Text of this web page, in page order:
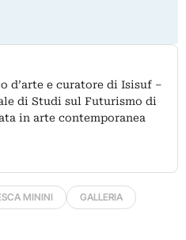
d’arte e curatore di Isisuf –
di Studi sul Futurismo di
in arte contemporanea
MININI
GALLERIA